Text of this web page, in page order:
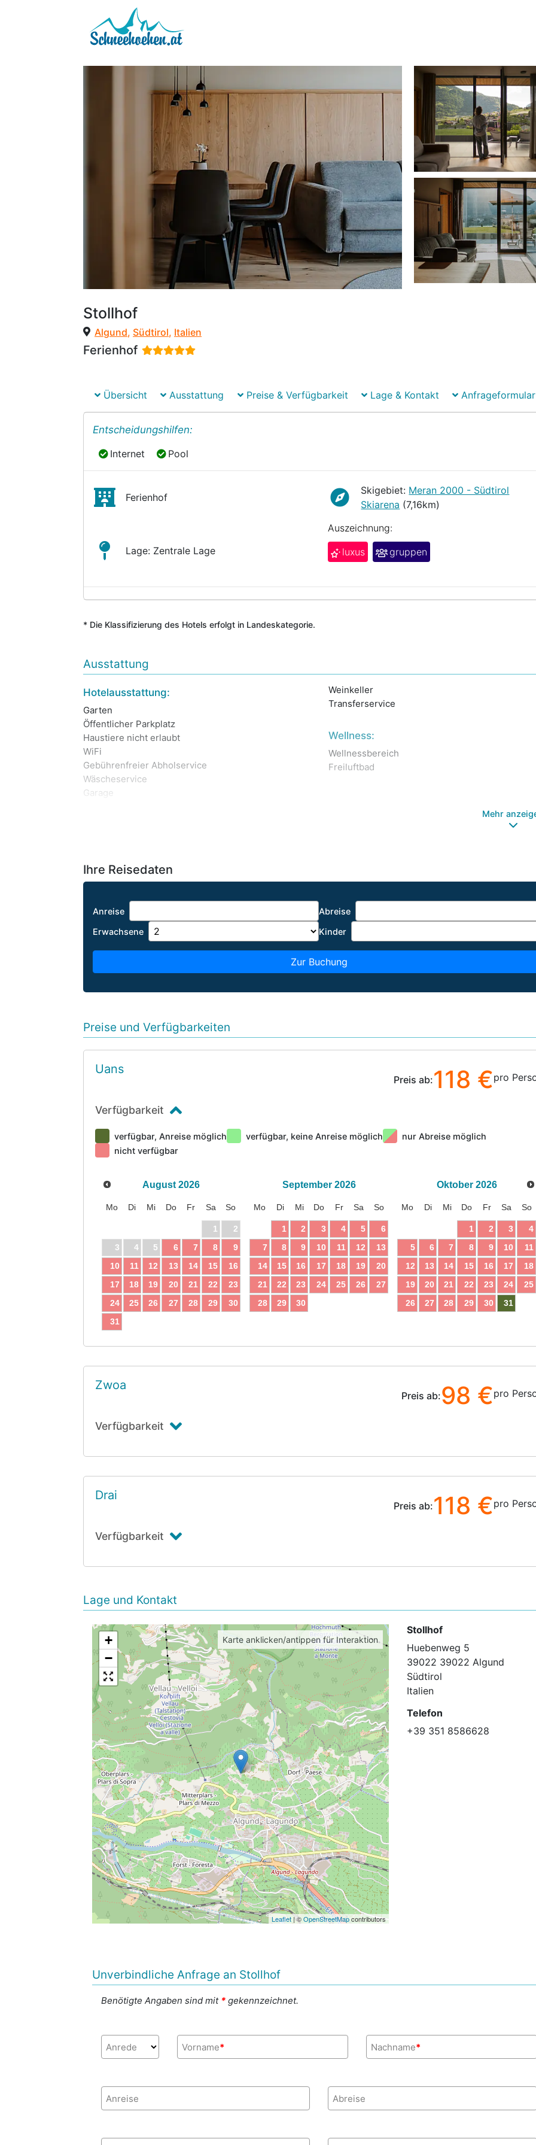
Stollhof
Algund, Südtirol, Italien
Ferienhof
Übersicht Ausstattung Preise & Verfügbarkeit Lage & Kontakt Anfrageformular
Entscheidungshilfen:
Internet
Internet Pool
Pool
Ferienhof
Skigebiet: Meran 2000 - Südtirol
Skiarena (7,16km)
Lage: Zentrale Lage
Auszeichnung:
luxus
gruppen
* Die Klassifizierung des Hotels erfolgt in Landeskategorie.
Ausstattung
Hotelausstattung:
Garten
Öffentlicher Parkplatz
Haustiere nicht erlaubt
WiFi
Gebührenfreier Abholservice
Wäscheservice
Garage
Weinkeller
Transferservice
Wellness:
Wellnessbereich
Freiluftbad
Mehr
Ihre Reisedaten
Anreise
Abreise
Erwachsene
Kinder
Zur Buchung
Preise und Verfügbarkeiten
Uans
Preis ab:118 €pro
Verfügbarkeit
verfügbar, Anreise möglich verfügbar, keine Anreise möglich
nur Abreise möglich
nicht verfügbar
August 2026
Mo Di Mi Do Fr Sa So
1
2
3
4 5 6 7 8
9
10
11 12 13 14 15
16
17
18 19 20 21 22
23
24
25 26 27 28 29
30
31
September 2026
Mo Di Mi Do Fr Sa So
1 2 3 4 5
6
7
8 9 10 11 12
13
14
15 16 17 18 19
20
21
22 23 24 25 26
27
28
29 30
Oktober 2026
Mo Di Mi Do Fr Sa So
1 2 3
4
5
6 7 8 9 10
11
12
13 14 15 16 17
18
19
20 21 22 23 24
25
26
27 28 29 30 31
Zwoa
Preis ab:98 €pro
Verfügbarkeit
Drai
Preis ab:118 €pro
Verfügbarkeit
Lage und Kontakt
+
−
Leaflet| ©OpenStreetMapcontributors
Karte anklicken/antippen für Interaktion
Stollhof
Huebenweg 5
39022 39022 Algund
Südtirol
Italien
Telefon
+39 351 8586628
Unverbindliche Anfrage an Stollhof
Benötigte Angaben sind mit * gekennzeichnet.
Anrede Vorname* Nachname*
Anreise Abreise